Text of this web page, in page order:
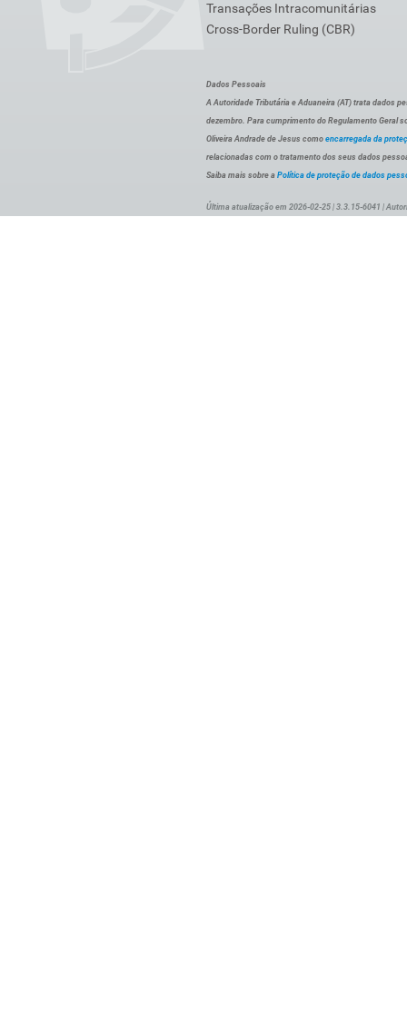
Transações Intracomunitárias
Cross-Border Ruling (CBR)
Dados Pessoais
A Autoridade Tributária e Aduaneira (AT) trata dados
dezembro. Para cumprimento do Regulamento Geral
Oliveira Andrade de Jesus como encarregada da
relacionadas com o tratamento dos seus dados
Saiba mais sobre a Política de proteção de dados
Última atualização em 2026-02-25 | 3.3.15-6041 |